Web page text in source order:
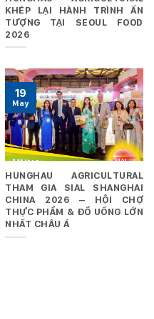
KHÉP LẠI HÀNH TRÌNH ẤN
TƯỢNG TẠI SEOUL FOOD
2026
HUNGHAU AGRICULTURAL
THAM GIA SIAL SHANGHAI
CHINA 2026 – HỘI CHỢ
THỰC PHẨM & ĐỒ UỐNG LỚN
NHẤT CHÂU Á
19
May